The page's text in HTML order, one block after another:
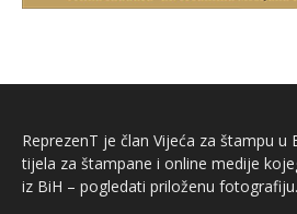
ReprezenT je član Vijeća za štampu u
tijela za štampane i online medije
iz BiH – pogledati priloženu fotografiju.